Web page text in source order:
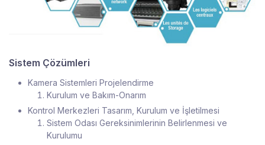
Sistem Çözümleri
Kamera Sistemleri Projelendirme
Kurulum ve Bakım-Onarım
Kontrol Merkezleri Tasarım, Kurulum ve İşletilmesi
Sistem Odası Gereksinimlerinin Belirlenmesi ve
Kurulumu